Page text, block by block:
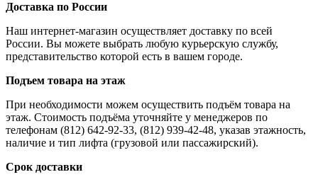
Доставка по России
Наш интернет-магазин осуществляет доставку по всей
России. Вы можете выбрать любую курьерскую службу,
представительство которой есть в вашем городе.
Подъем товара на этаж
При необходимости можем осуществить подъём товара на
этаж. Стоимость подъёма уточняйте у менеджеров по
телефонам (812) 642-92-33, (812) 939-42-48, указав этажность,
наличие и тип лифта (грузовой или пассажирский).
Срок доставки